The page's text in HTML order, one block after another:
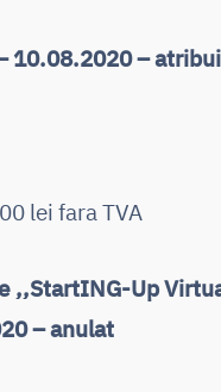
10.08.2020 –
lei fara TVA
,,StartING-Up
– anulat